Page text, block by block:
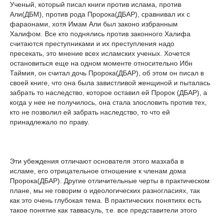
Ученый, который писал книги против ислама, против
Али(ДБМ), против рода Пророка(ДБАР), сравнивал их с
фараонами, хотя Имам Али был законо избранным
Халифом. Все кто поднялись против законного Халифа
считаются преступниками и их преступления надо
пресекать, это мнение всех исламских ученых. Хочется
остановиться еще на одном моменте относительно Ибн
Таймия, он считал дочь Пророка(ДБАР), об этом он писал в
своей книге, что она была завистливой женщиной и пыталась
забрать то наследство, которое оставил ей Пророк (ДБАР), а
когда у нее не получилось, она стала злословить против тех,
кто не позволил ей забрать наследство, то что ей
принадлежало по праву.
Эти убеждения отличают основателя этого мазхаба в
исламе, его отрицательное отношение к членам дома
Пророка(ДБАР). Другие отличительные черты в практическом
плане, мы не говорим о идеологических разногласиях, так
как это очень глубокая тема. В практических понятиях есть
такое понятие как таввасуль, т.е. все представители этого